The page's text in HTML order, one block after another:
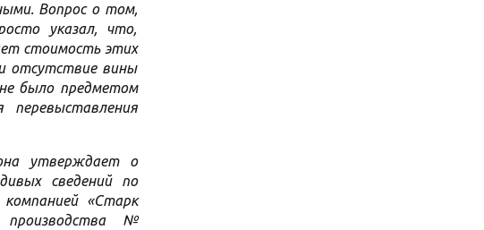
Вопрос о том,
указал, что,
стоимость этих
отсутствие вины
было предметом
утверждает о
сведений по
«Старк
производства №